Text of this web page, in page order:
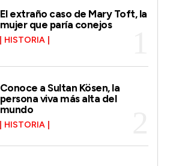
El extraño caso de Mary Toft, la
mujer que paría conejos
HISTORIA
Conoce a Sultan Kösen, la
persona viva más alta del
mundo
HISTORIA